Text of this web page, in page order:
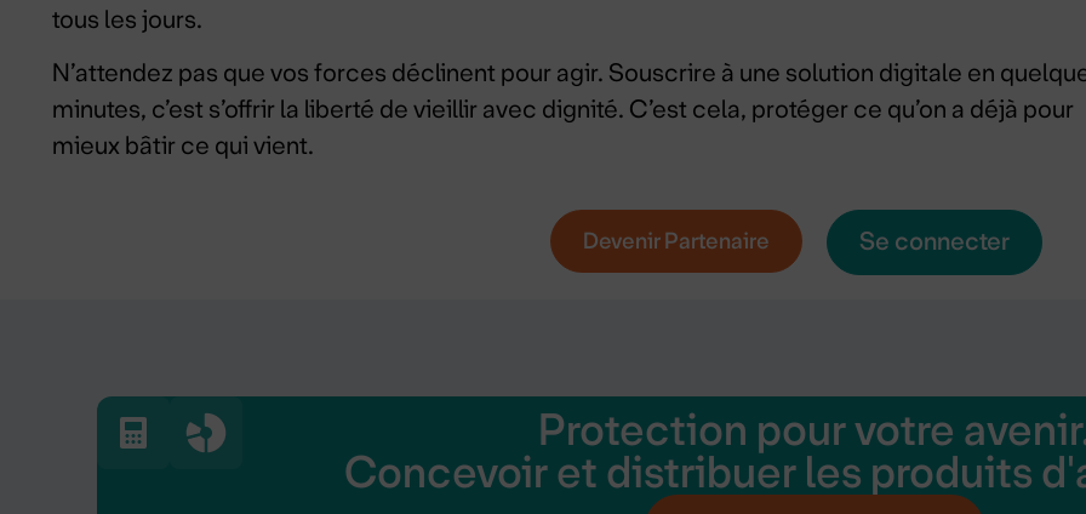
tous les jours.
N’attendez pas que vos forces déclinent pour agir. Souscrire à une solution digitale en
minutes, c’est s’offrir la liberté de vieillir avec dignité. C’est cela, protéger ce qu’on a déjà pour
mieux bâtir ce qui vient.
Devenir Partenaire Se connecter
Protection pour votre
Concevoir et distribuer les produits